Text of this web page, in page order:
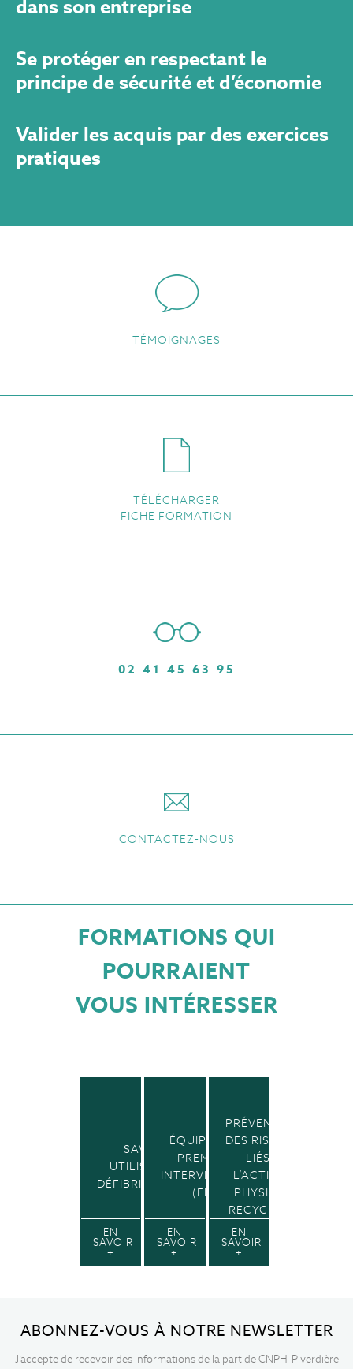
TÉMOIGNAGES
TÉLÉCHARGER
FICHE FORMATION
02 41 45 63 95
CONTACTEZ-NOUS
dans son entreprise
Se protéger en respectant le
principe de sécurité et d’économie
Valider les acquis par des exercices
pratiques
FORMATIONS QUI
POURRAIENT
VOUS INTÉRESSER
SAVOIR
UTILISER UN
DÉFIBRILLATEUR
EN
SAVOIR
+
ÉQUIPIER DE
PREMIÈRE
INTERVENTION
(EPI)
EN
SAVOIR
+
PRÉVENTION
DES RISQUES
LIÉS À
L’ACTIVITÉ
PHYSIQUE
RECYCLAGE
EN
SAVOIR
+
ABONNEZ-VOUS À NOTRE NEWSLETTER
J’accepte de recevoir des informations de la part de CNPH-Piverdière